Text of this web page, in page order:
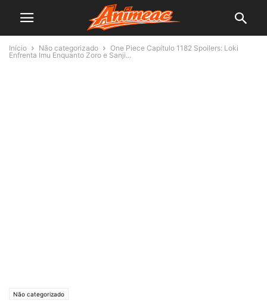
Início Não categorizado
One Piece Capítulo 1182 Spoilers: Loki
Enfrenta Imu Enquanto Zoro e Sanji...
Não categorizado